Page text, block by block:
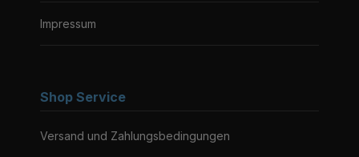
Impressum
Shop Service
Versand und Zahlungsbedingungen